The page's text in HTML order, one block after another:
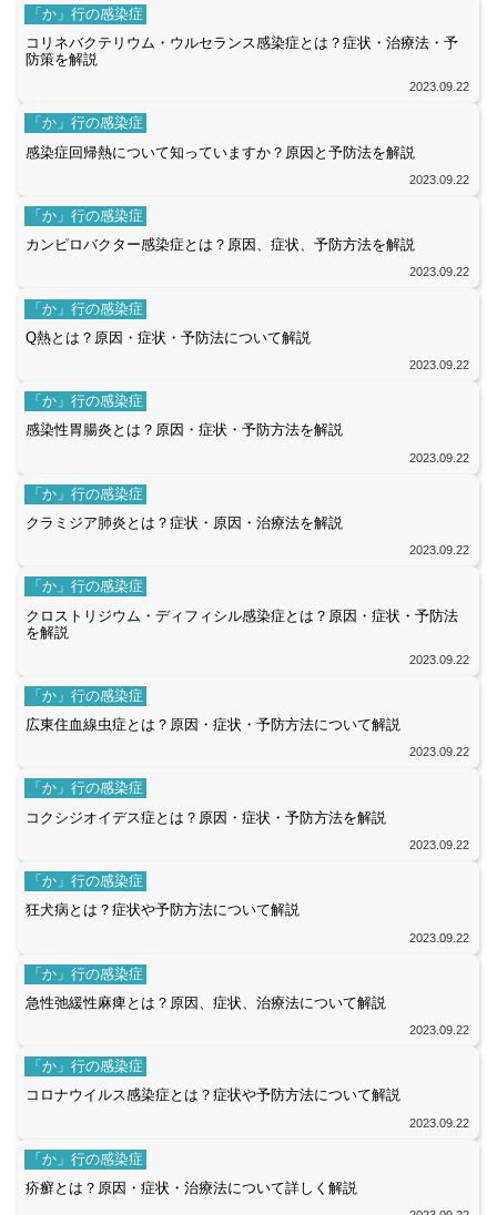
「か」行の感染症
コリネバクテリウム・ウルセランス感染症とは？症状・治療法・予
防策を解説
2023.09.22
「か」行の感染症
感染症回帰熱について知っていますか？原因と予防法を解説
2023.09.22
「か」行の感染症
カンピロバクター感染症とは？原因、症状、予防方法を解説
2023.09.22
「か」行の感染症
Q熱とは？原因・症状・予防法について解説
2023.09.22
「か」行の感染症
感染性胃腸炎とは？原因・症状・予防方法を解説
2023.09.22
「か」行の感染症
クラミジア肺炎とは？症状・原因・治療法を解説
2023.09.22
「か」行の感染症
クロストリジウム・ディフィシル感染症とは？原因・症状・予防法
を解説
2023.09.22
「か」行の感染症
広東住血線虫症とは？原因・症状・予防方法について解説
2023.09.22
「か」行の感染症
コクシジオイデス症とは？原因・症状・予防方法を解説
2023.09.22
「か」行の感染症
狂犬病とは？症状や予防方法について解説
2023.09.22
「か」行の感染症
急性弛緩性麻痺とは？原因、症状、治療法について解説
2023.09.22
「か」行の感染症
コロナウイルス感染症とは？症状や予防方法について解説
2023.09.22
「か」行の感染症
疥癬とは？原因・症状・治療法について詳しく解説